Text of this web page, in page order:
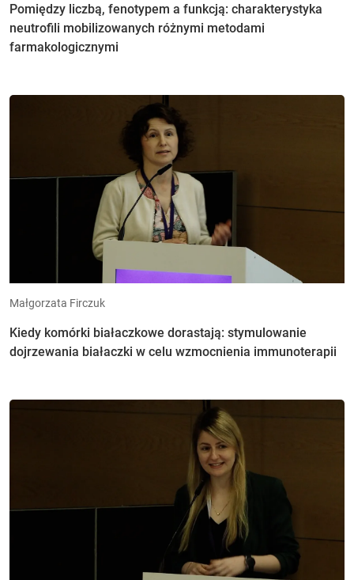
Pomiędzy liczbą, fenotypem a funkcją: charakterystyka
neutrofili mobilizowanych różnymi metodami
farmakologicznymi
Małgorzata Firczuk
Kiedy komórki białaczkowe dorastają: stymulowanie
dojrzewania białaczki w celu wzmocnienia immunoterapii